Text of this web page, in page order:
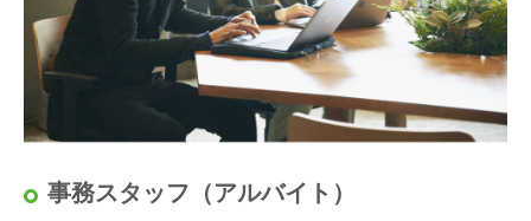
事務スタッフ（アルバイト）